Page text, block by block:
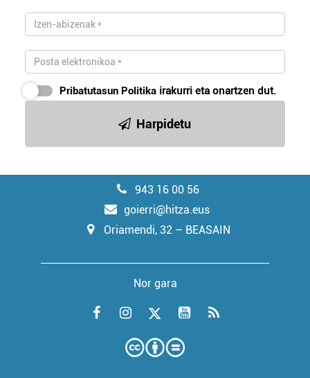
Pribatutasun Politika irakurri eta onartzen dut.
Harpidetu
943 16 00 56
goierri@hitza.eus
Oriamendi, 32 – BEASAIN
Nor gara